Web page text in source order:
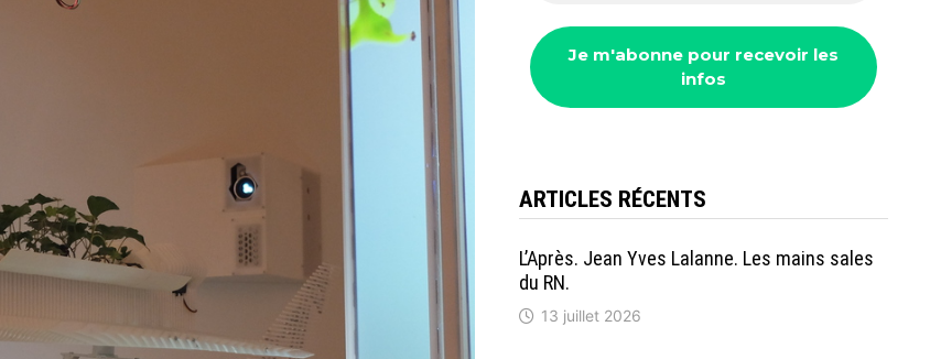
ARTICLES RÉCENTS
L’Après. Jean Yves Lalanne. Les mains sales
du RN.
13 juillet 2026